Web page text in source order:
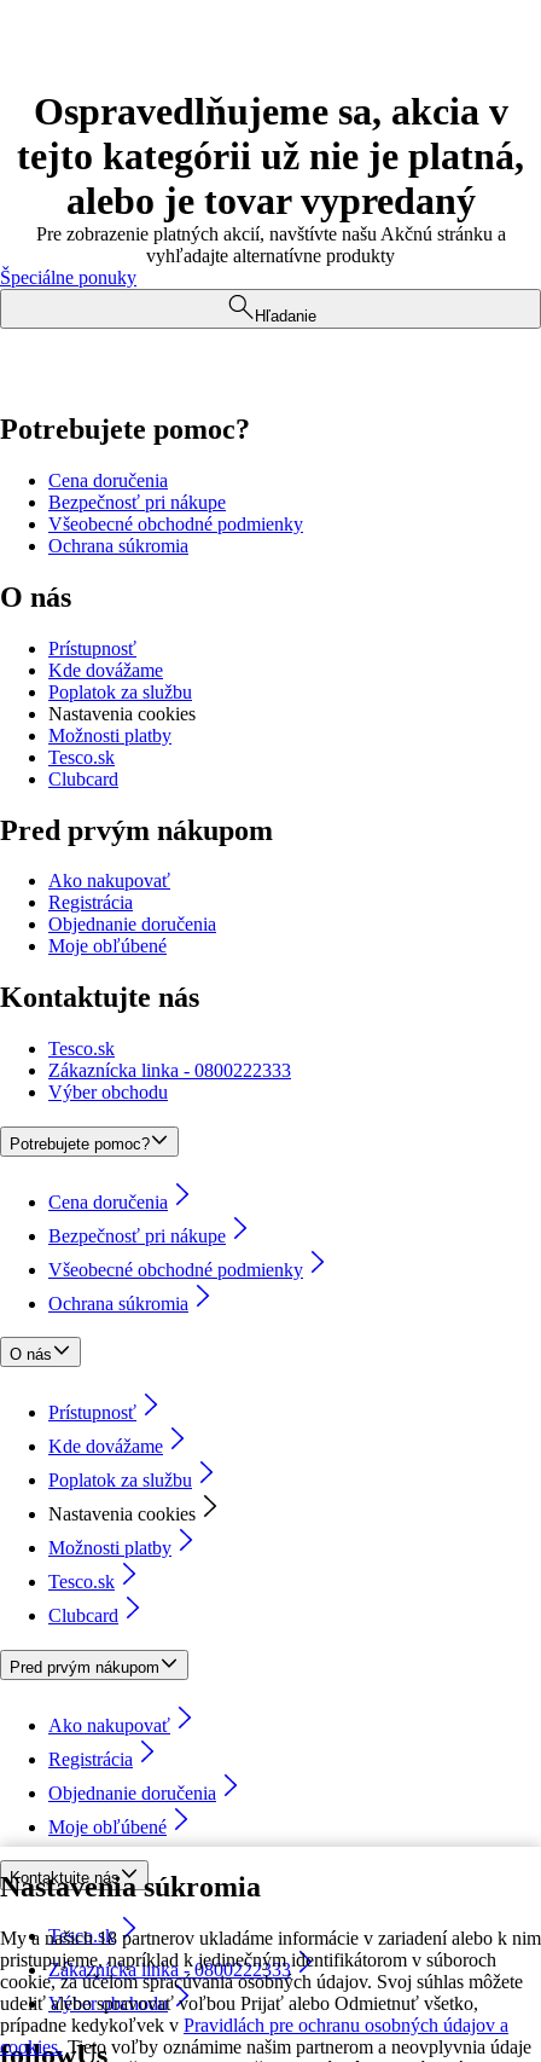
Nastavenia súkromia
My a našich 18 partnerov ukladáme informácie v zariadení alebo k nim
pristupujeme, napríklad k jedinečným identifikátorom v súboroch
cookie, za účelom spracúvania osobných údajov. Svoj súhlas môžete
udeliť alebo spravovať voľbou Prijať alebo Odmietnuť všetko,
prípadne kedykoľvek v Pravidlách pre ochranu osobných údajov a
cookies. Tieto voľby oznámime našim partnerom a neovplyvnia údaje
Ospravedlňujeme sa, akcia v
tejto kategórii už nie je platná,
alebo je tovar vypredaný
Pre zobrazenie platných akcií, navštívte našu Akčnú stránku a
vyhľadajte alternatívne produkty
Špeciálne ponuky
Hľadanie
Potrebujete pomoc?
Cena doručenia
Bezpečnosť pri nákupe
Všeobecné obchodné podmienky
Ochrana súkromia
O nás
Prístupnosť
Kde dovážame
Poplatok za službu
Nastavenia cookies
Možnosti platby
Tesco.sk
Clubcard
Pred prvým nákupom
Ako nakupovať
Registrácia
Objednanie doručenia
Moje obľúbené
Kontaktujte nás
Tesco.sk
Zákaznícka linka - 0800222333
Výber obchodu
Potrebujete pomoc?
Cena doručenia
Bezpečnosť pri nákupe
Všeobecné obchodné podmienky
Ochrana súkromia
O nás
Prístupnosť
Kde dovážame
Poplatok za službu
Nastavenia cookies
Možnosti platby
Tesco.sk
Clubcard
Pred prvým nákupom
Ako nakupovať
Registrácia
Objednanie doručenia
Moje obľúbené
Kontaktujte nás
Tesco.sk
Zákaznícka linka - 0800222333
Výber obchodu
followUs